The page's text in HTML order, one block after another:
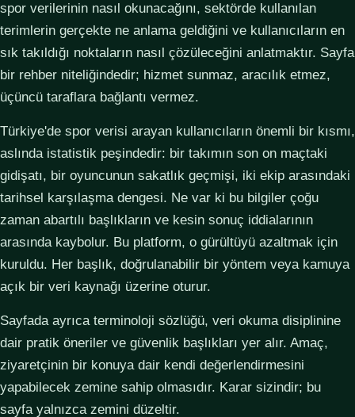
spor verilerinin nasıl okunacağını, sektörde kullanılan
terimlerin gerçekte ne anlama geldiğini ve kullanıcıların en
sık takıldığı noktaların nasıl çözüleceğini anlatmaktır. Sayfa
bir rehber niteliğindedir; hizmet sunmaz, aracılık etmez,
üçüncü taraflara bağlantı vermez.
Türkiye'de spor verisi arayan kullanıcıların önemli bir kısmı,
aslında istatistik peşindedir: bir takımın son on maçtaki
gidişatı, bir oyuncunun sakatlık geçmişi, iki ekip arasındaki
tarihsel karşılaşma dengesi. Ne var ki bu bilgiler çoğu
zaman abartılı başlıkların ve kesin sonuç iddialarının
arasında kaybolur. Bu platform, o gürültüyü azaltmak için
kuruldu. Her başlık, doğrulanabilir bir yöntem veya kamuya
açık bir veri kaynağı üzerine oturur.
Sayfada ayrıca terminoloji sözlüğü, veri okuma disiplinine
dair pratik öneriler ve güvenlik başlıkları yer alır. Amaç,
ziyaretçinin bir konuya dair kendi değerlendirmesini
yapabilecek zemine sahip olmasıdır. Karar sizindir; bu
sayfa yalnızca zemini düzeltir.